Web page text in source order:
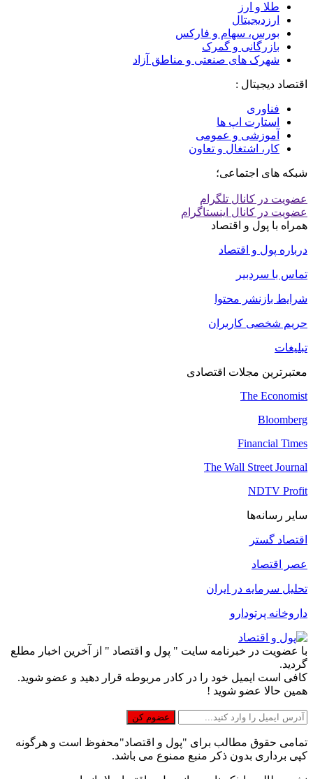
طلا و ارز
ارزدیجیتال
بورس، سهام و فارکس
بازرگانی و گمرک
شهرک های صنعتی و مناطق آزاد
اقتصاد دیجیتال :
فناوری
استارت اپ ها
آموزشی و عمومی
کار، اشتغال و تعاون
شبکه های اجتماعی؛
عضویت در کانال تلگرام
عضویت در کانال اینستاگرام
همراه با پول و اقتصاد
درباره پول و اقتصاد
تماس با سردبیر
شرایط بازنشر محتوا
حریم شخصی کاربران
تبلیغات
معتبرترین مجلات اقتصادی
The Economist
Bloomberg
Financial Times
The Wall Street Journal
NDTV Profit
سایر رسانه‌ها
اقتصاد گستر
عصر اقتصاد
تحلیل سرمایه در ایران
داروخانه پرتودارو
با عضویت در خبرنامه سایت " پول و اقتصاد " از آخرین اخبار مطلع
گردید.
کافی است ایمیل خود را در کادر مربوطه قرار دهید و عضو شوید.
همین حالا عضو شوید !
تمامی حقوق مطالب برای "پول و اقتصاد"محفوظ است و هرگونه
کپی برداری بدون ذکر منبع ممنوع می باشد.